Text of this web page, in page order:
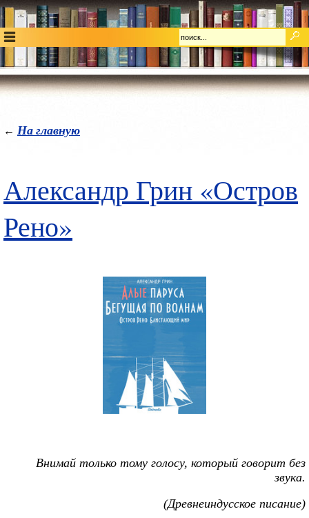
← На главную
Александр Грин «Остров
Рено»
Внимай только тому голосу, который говорит без
звука.
(Древнеиндусское писание)